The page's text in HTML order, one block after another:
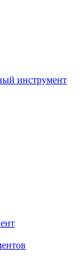
инструмент